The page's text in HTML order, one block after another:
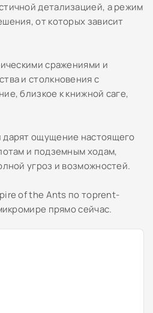
детализацией, а режим
от которых зависит
сражениями и
и столкновения с
близкое к книжной саге,
ощущение настоящего
и подземным ходам,
угроз и возможностей.
of the Ants по торrent-
прямо сейчас.